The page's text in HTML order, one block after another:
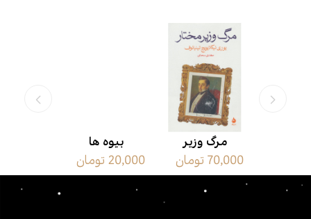
مرگ وزیر
مختار70,000 تومان
بیوه ها
20,000 تومان